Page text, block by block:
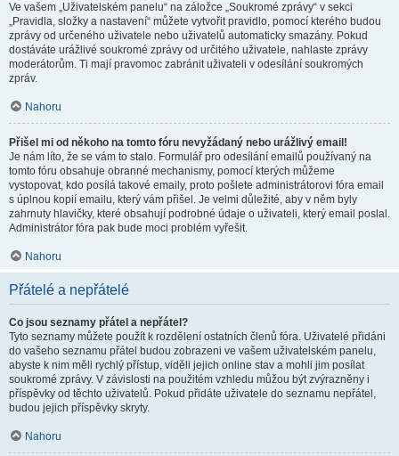
Ve vašem „Uživatelském panelu“ na záložce „Soukromé zprávy“ v sekci
„Pravidla, složky a nastavení“ můžete vytvořit pravidlo, pomocí kterého budou
zprávy od určeného uživatele nebo uživatelů automaticky smazány. Pokud
dostáváte urážlivé soukromé zprávy od určitého uživatele, nahlaste zprávy
moderátorům. Ti mají pravomoc zabránit uživateli v odesílání soukromých
zpráv.
Nahoru
Přišel mi od někoho na tomto fóru nevyžádaný nebo urážlivý email!
Je nám líto, že se vám to stalo. Formulář pro odesílání emailů používaný na
tomto fóru obsahuje obranné mechanismy, pomocí kterých můžeme
vystopovat, kdo posílá takové emaily, proto pošlete administrátorovi fóra email
s úplnou kopií emailu, který vám přišel. Je velmi důležité, aby v něm byly
zahrnuty hlavičky, které obsahují podrobné údaje o uživateli, který email poslal.
Administrátor fóra pak bude moci problém vyřešit.
Nahoru
Přátelé a nepřátelé
Co jsou seznamy přátel a nepřátel?
Tyto seznamy můžete použít k rozdělení ostatních členů fóra. Uživatelé přidáni
do vašeho seznamu přátel budou zobrazeni ve vašem uživatelském panelu,
abyste k nim měli rychlý přístup, viděli jejich online stav a mohli jim posílat
soukromé zprávy. V závislosti na použitém vzhledu můžou být zvýrazněny i
příspěvky od těchto uživatelů. Pokud přidáte uživatele do seznamu nepřátel,
budou jejich příspěvky skryty.
Nahoru